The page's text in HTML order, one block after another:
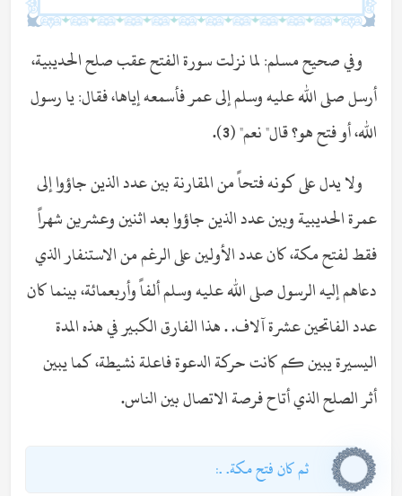
وفي صحيح مسلم: لما نزلت سورة الفتح عقب صلح الحديبية،
أرسل صلى الله عليه وسلم إلى عمر فأسمعه إياها، فقال: يا رسول
الله، أو فتح هو؟ قال" نعم" (3).
ولا يدل على كونه فتحاً من المقارنة بين عدد الذين جاؤوا إلى
عمرة الحديبية وبين عدد الذين جاؤوا بعد اثنين وعشرين شهراً
فقط لفتح مكة، كان عدد الأولين على الرغم من الاستنفار الذي
دعاهم إليه الرسول صلى الله عليه وسلم ألفاً وأربعمائة، بينما كان
عدد الفاتحين عشرة آلاف. . هذا الفارق الكبير في هذه المدة
اليسيرة يبين كم كانت حركة الدعوة فاعلة نشيطة، كما يبين
أثر الصلح الذي أتاح فرصة الاتصال بين الناس.
ثم كان فتح مكة. .: